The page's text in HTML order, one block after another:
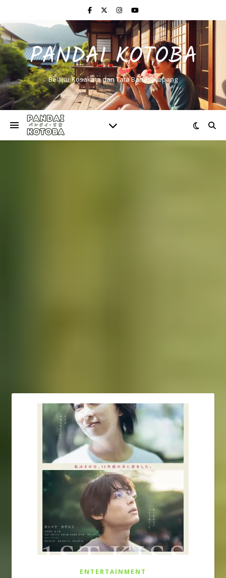
PANDAI KOTOBA
Belajar Kosakata dan Tata Bahasa Jepang
ENTERTAINMENT